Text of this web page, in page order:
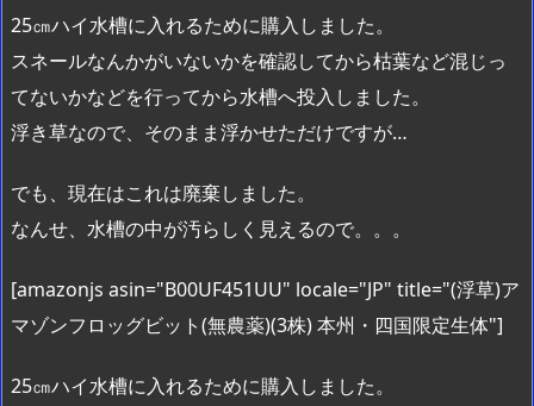
25㎝ハイ水槽に入れるために購入しました。
スネールなんかがいないかを確認してから枯葉など混じっ
てないかなどを行ってから水槽へ投入しました。
浮き草なので、そのまま浮かせただけですが…
でも、現在はこれは廃棄しました。
なんせ、水槽の中が汚らしく見えるので。。。
[amazonjs asin="B00UF451UU" locale="JP" title="(浮草)ア
マゾンフロッグビット(無農薬)(3株) 本州・四国限定生体"]
25㎝ハイ水槽に入れるために購入しました。